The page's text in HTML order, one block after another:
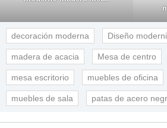
decoración moderna Diseño
madera de acacia Mesa de centro
mesa escritorio muebles de oficina
muebles de sala patas de acero